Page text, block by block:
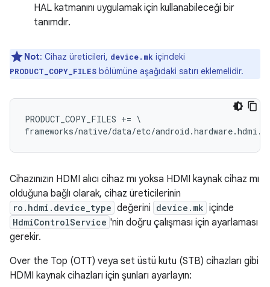
HAL katmanını uygulamak için kullanabileceği bir
tanımdır.
Not: Cihaz üreticileri, device.mk içindeki
PRODUCT_COPY_FILES bölümüne aşağıdaki satırı eklemelidir.
PRODUCT_COPY_FILES += \
frameworks/native/data/etc/
Cihazınızın HDMI alıcı cihaz mı yoksa HDMI kaynak cihaz mı
olduğuna bağlı olarak, cihaz üreticilerinin
ro.hdmi.device_type değerini device.mk içinde
HdmiControlService 'nin doğru çalışması için ayarlaması
gerekir.
Over the Top (OTT) veya set üstü kutu (STB) cihazları gibi
HDMI kaynak cihazları için şunları ayarlayın: